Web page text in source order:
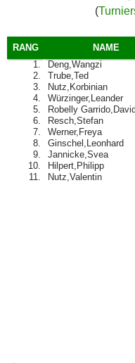
(
RANG NAME
1.
Deng,Wangzi
2.
Trube,Ted
3.
Nutz,Korbinian
4.
Würzinger,Leander
5.
Robelly
6.
Resch,Stefan
7.
Werner,Freya
8.
Ginschel,Leonhard
9.
Jannicke,Svea
10.
Hilpert,Philipp
11.
Nutz,Valentin